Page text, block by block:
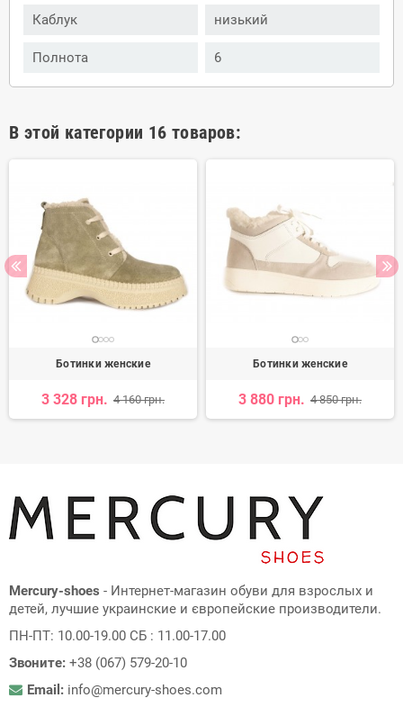
Каблук низький
Полнота 6
В этой категории 16 товаров:
Ботинки женские
3 328 грн. 4 160 грн.
Ботинки женские
3 880 грн. 4 850 грн.
Mercury-shoes - Интернет-магазин обуви для взрослых и
детей, лучшие украинские и європейские производители.
ПН-ПТ: 10.00-19.00 СБ : 11.00-17.00
Звоните: +38 (067) 579-20-10
Email: info@mercury-shoes.com